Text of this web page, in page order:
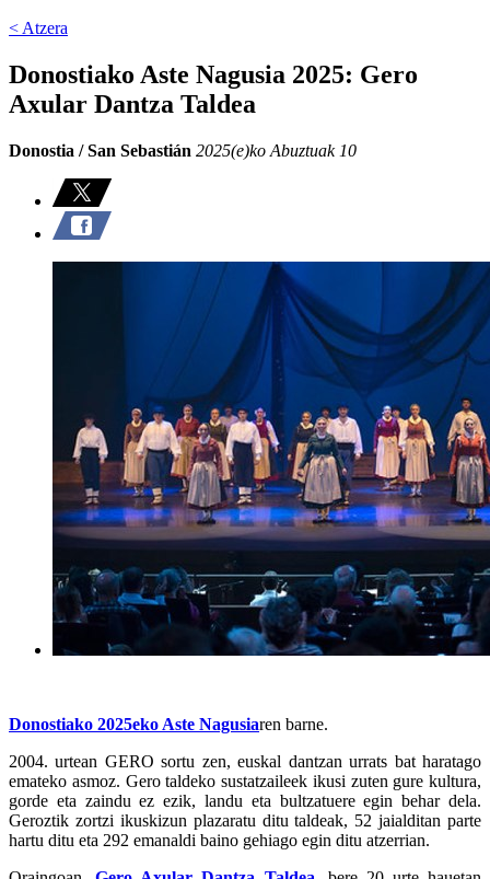
< Atzera
Donostiako Aste Nagusia 2025: Gero
Axular Dantza Taldea
Donostia / San Sebastián 2025(e)ko Abuztuak 10
Donostiako 2025eko Aste Nagusiaren barne.
2004. urtean GERO sortu zen, euskal dantzan urrats bat haratago
emateko asmoz. Gero taldeko sustatzaileek ikusi zuten gure kultura,
gorde eta zaindu ez ezik, landu eta bultzatuere egin behar dela.
Geroztik zortzi ikuskizun plazaratu ditu taldeak, 52 jaialditan parte
hartu ditu eta 292 emanaldi baino gehiago egin ditu atzerrian.